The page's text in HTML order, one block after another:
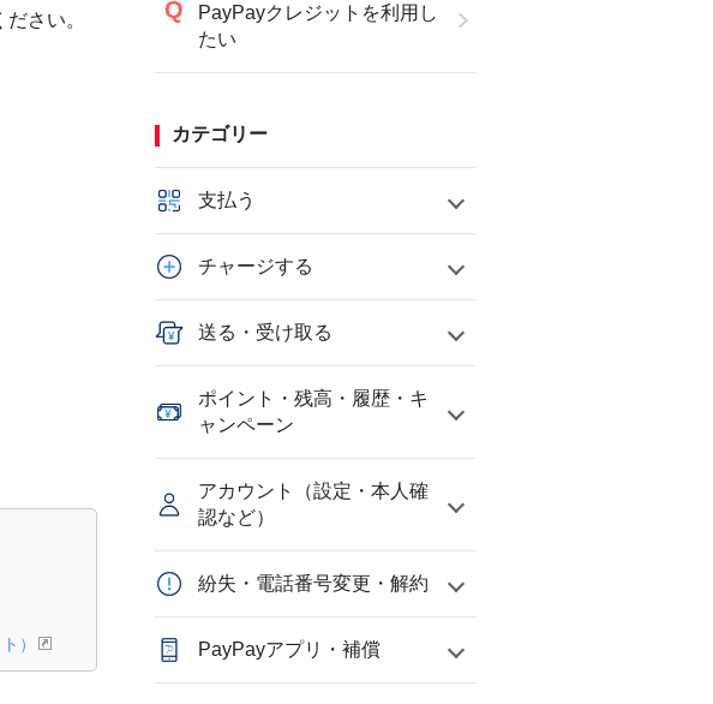
さい。
）
PayPayクレジットを利用し
たい
カテゴリー
支払う
チャージする
送る・受け取る
ポイント・残高・履歴・キ
ャンペーン
アカウント（設定・本人確
認など）
紛失・電話番号変更・解約
PayPayアプリ・補償